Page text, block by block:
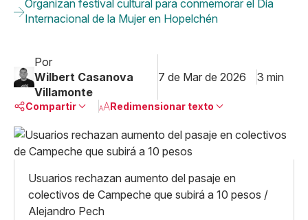
Organizan festival cultural para conmemorar el Día
Internacional de la Mujer en Hopelchén
Por
Wilbert Casanova
Villamonte
7 de Mar de 2026 3 min
Compartir
Linkedin
Facebook
X
Whatsapp
Copiar enlace
Redimensionar texto
Pequeño
Mediano
Grande
Usuarios rechazan aumento del pasaje en
colectivos de Campeche que subirá a 10 pesos /
Alejandro Pech